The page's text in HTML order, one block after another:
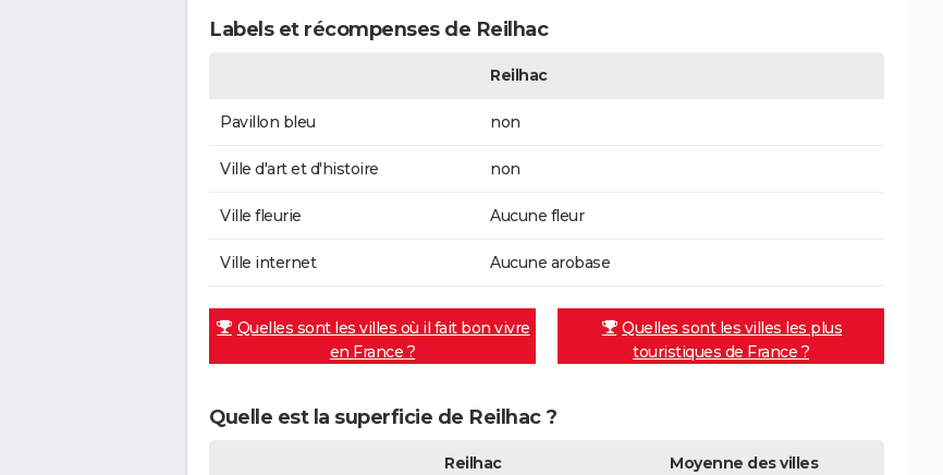
Labels et récompenses de Reilhac
Reilhac
Pavillon bleu non
Ville d'art et d'histoire non
Ville fleurie Aucune fleur
Ville internet Aucune arobase
Quelles sont les villes où il fait bon vivre
en France ?
Quelles sont les villes les plus
touristiques de France ?
Quelle est la superficie de Reilhac ?
Reilhac Moyenne des villes